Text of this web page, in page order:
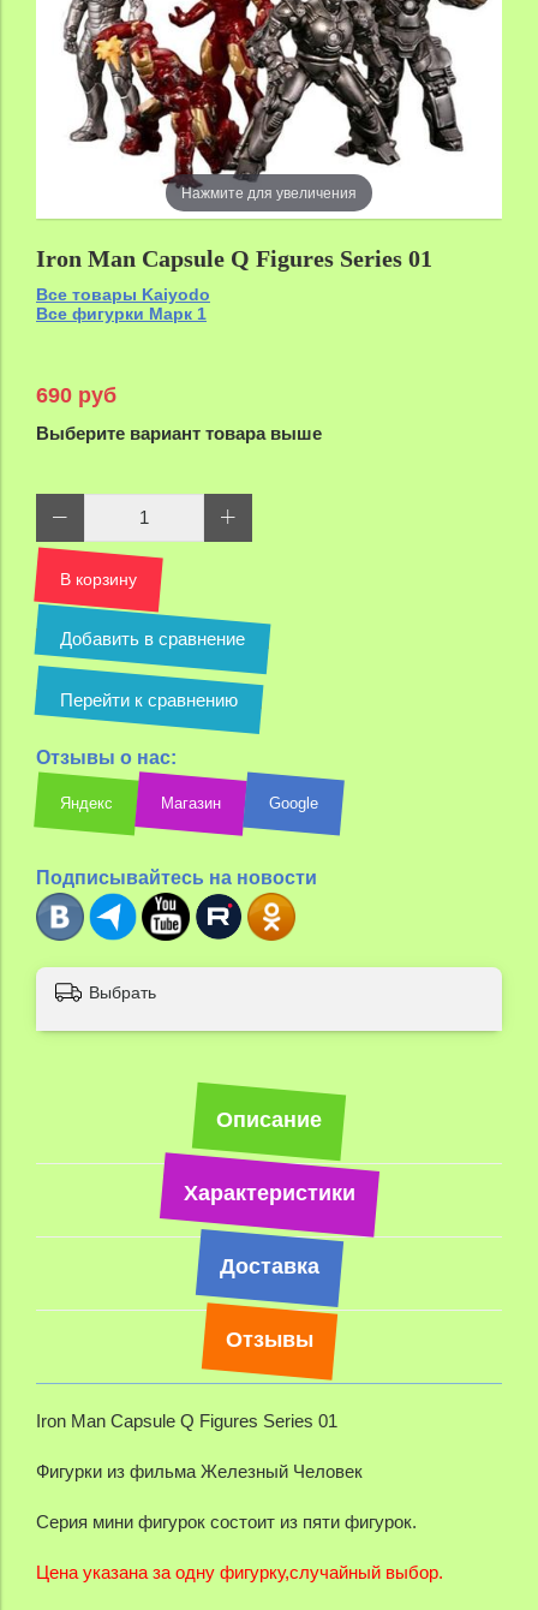
Нажмите для увеличения
Iron Man Capsule Q Figures Series 01
Все товары Kaiyodo
Все фигурки Марк 1
690 руб
Выберите вариант товара выше
В корзину
Добавить в сравнение
Перейти к сравнению
Отзывы о нас:
Яндекс Магазин Google
Подписывайтесь на новости
Выбрать
Описание
Характеристики
Доставка
Отзывы
Iron Man Capsule Q Figures Series 01
Фигурки из фильма Железный Человек
Серия мини фигурок состоит из пяти фигурок.
Цена указана за одну фигурку,случайный выбор.